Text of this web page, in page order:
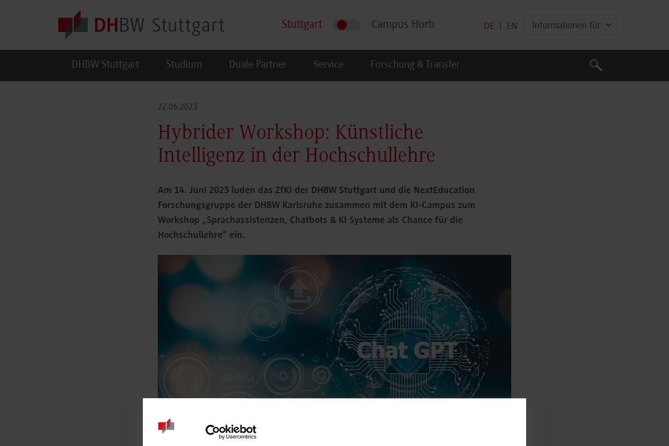
Stuttgart Campus Horb DE EN Informationen für
DHBW Stuttgart Studium Duale Partner Service Forschung & Transfer
Suche
Suche
22.06.2023
Hybrider Workshop: Künstliche
Intelligenz in der Hochschullehre
Am 14. Juni 2023 luden das ZfKI der DHBW Stuttgart und die NextEducation
Forschungsgruppe der DHBW Karlsruhe zusammen mit dem KI-Campus zum
Workshop „Sprachassistenzen, Chatbots & KI Systeme als Chance für die
Hochschullehre“ ein.